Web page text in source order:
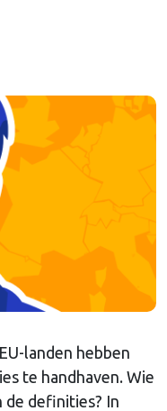
landen hebben
te handhaven. Wie
definities? In